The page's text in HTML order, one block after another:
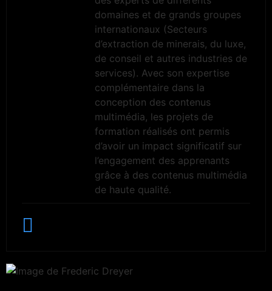
domaines et de grands groupes
internationaux (Secteurs
d’extraction de minerais, du luxe,
de conseil et autres industries de
services). Avec son expertise
complémentaire dans la
conception des contenus
multimédia, les projets de
formation réalisés ont permis
d’avoir un impact significatif sur
l’engagement des apprenants
grâce à des contenus multimédia
de haute qualité.